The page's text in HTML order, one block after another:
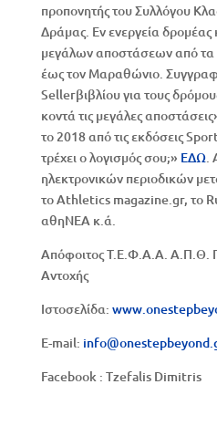
προπονητής του Συλλόγου
Δράμας. Εν ενεργεία
μεγάλων αποστάσεων από τα
έως τον Μαραθώνιο.
Sellerβιβλίου για τους
κοντά τις μεγάλες
το 2018 από τις εκδόσεις
τρέχει ο λογισμός σου;» ΕΔΩ.
ηλεκτρονικών περιοδικών
το Athletics magazine.gr, το
αθηΝΕΑ κ.ά.
Απόφοιτος Τ.Ε.Φ.Α.Α. Α.Π.Θ.
Αντοχής
Ιστοσελίδα:
E-mail:
Facebook : Tzefalis Dimitris